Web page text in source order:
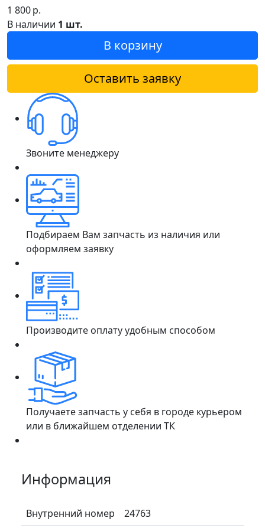
1 800р.
В наличии 1 шт.
В корзину
Оставить заявку
Звоните менеджеру
Подбираем Вам запчасть из наличия или
оформляем заявку
Производите оплату удобным способом
Получаете запчасть у себя в городе курьером
или в ближайшем отделении ТК
Информация
Внутренний номер
24763